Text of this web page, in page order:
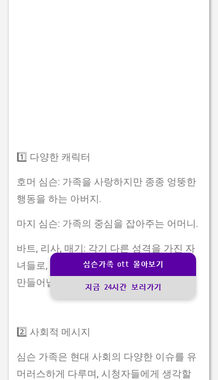
1️⃣ 다양한 캐릭터
호머 심슨: 가족을 사랑하지만 종종 엉뚱한
행동을 하는 아버지.
마지 심슨: 가족의 중심을 잡아주는 어머니.
바트, 리사, 매기: 각기 다른 성격을 가진 자
녀들로, 각 에피소드에서 다양한 이야기를
만들어냅니다.
심슨가족 ott 몰아보기
지금 24시간 보러가기
2️⃣ 사회적 메시지
심슨 가족은 현대 사회의 다양한 이슈를 유
머러스하게 다루며, 시청자들에게 생각할